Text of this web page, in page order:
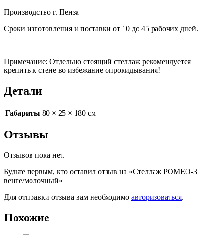
Производство г. Пенза
Сроки изготовления и поставки от 10 до 45 рабочих дней.
Примечание: Отдельно стоящий стеллаж рекомендуется
крепить к стене во избежание опрокидывания!
Детали
Габариты 80 × 25 × 180 см
Отзывы
Отзывов пока нет.
Будьте первым, кто оставил отзыв на «Стеллаж РОМЕО-3
венге/молочный»
Для отправки отзыва вам необходимо авторизоваться.
Похожие